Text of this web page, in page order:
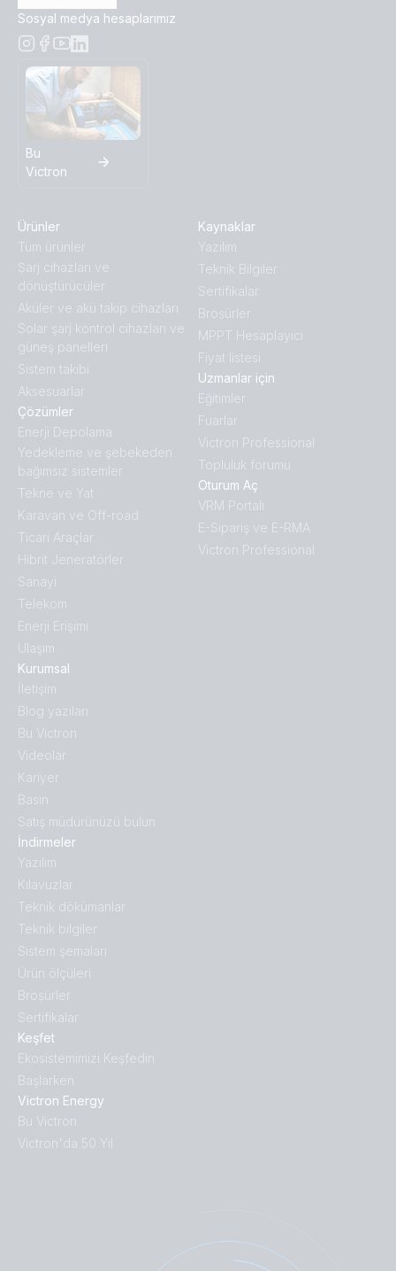
Busbar 600A 4P + ABS cover (front-angle)
Busbar 600A 4P + ABS cover (left)
Busbar 600A 4P + ABS cover (right)
Busbar 600A 4P + ABS cover (top_cover)
Busbar 600A 8P + ABS cover (cover)
Busbar 600A 8P + ABS cover (front-cover)
Busbar 600A 8P + ABS cover (front)
Busbar 600A 8P + ABS cover (left-cover)
Busbar 600A 8P + ABS cover (left)
Busbar 600A 8P + ABS cover (right-cover)
Busbar 600A 8P + ABS cover (right)
cover (with cover right)
VBB115022020 - Busbar 150A 2P with 20 screws
VBB115022020 - Busbar 150A 2P with 20 screws +
cover (rightside)
Sosyal medya hesaplarımız
Bu
Victron
Ürünler
Tüm ürünler
Ṣarj cihazları ve
dönüştürücüler
Aküler ve akü takip cihazları
Solar şarj kontrol cihazları ve
güneş panelleri
Sistem takibi
Aksesuarlar
Keşfet
Ekosistemimizi Keşfedin
Başlarken
Victron Energy
Bu Victron
Victron'da 50 Yıl
İndirmeler
Yazılım
Kılavuzlar
Teknik dökümanlar
Teknik bilgiler
Sistem şemaları
Ürün ölçüleri
Broṣürler
Sertifikalar
Çözümler
Enerji Depolama
Yedekleme ve şebekeden
bağımsız sistemler
Tekne ve Yat
Karavan ve Off-road
Ticari Araçlar
Hibrit Jeneratörler
Sanayi
Telekom
Enerji Erişimi
Ulaşım
Kurumsal
İletişim
Blog yazıları
Bu Victron
Videolar
Kariyer
Basın
Satış müdürünüzü bulun
Kaynaklar
Yazılım
Teknik Bilgiler
Sertifikalar
Broṣürler
MPPT Hesaplayıcı
Fiyat listesi
Uzmanlar için
Eğitimler
Fuarlar
Victron Professional
Topluluk forumu
Oturum Aç
VRM Portalı
E-Sipariş ve E-RMA
Victron Professional